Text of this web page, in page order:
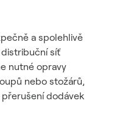
a spolehlivě
distribuční síť
nutné opravy
nebo stožárů,
dodávek